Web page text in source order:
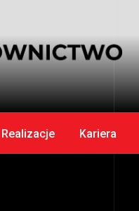
Realizacje Kariera